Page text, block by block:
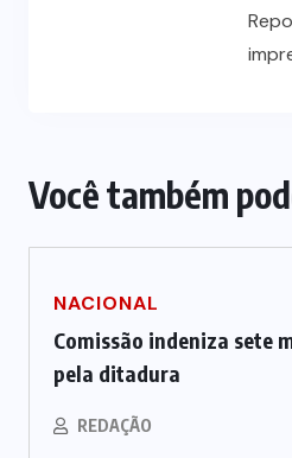
Você também
NACIONAL
Comissão indeniza sete
pela ditadura
REDAÇÃO